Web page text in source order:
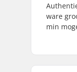
ware
min